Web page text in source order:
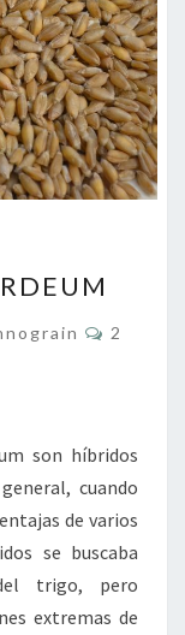
2
son híbridos
cuando
de varios
se buscaba
trigo, pero
extremas de